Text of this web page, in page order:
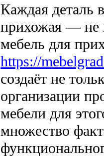
Каждая деталь
прихожая — не
мебель для
https://
создаёт не
организации
мебели для
множество